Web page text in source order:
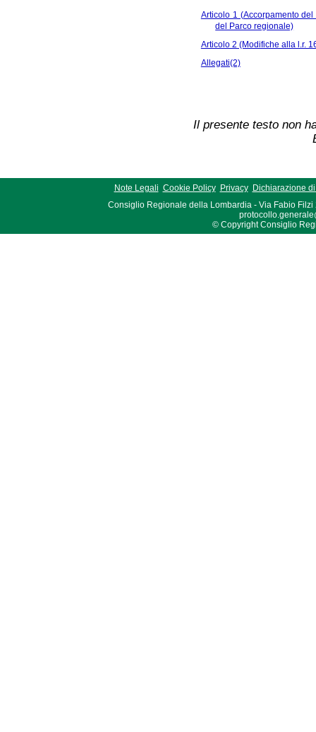
Articolo 1 (Accorpamento
del Parco regionale)
Articolo 2 (Modifiche alla l.r.
Allegati(2)
Il presente testo non
Note Legali Cookie Policy Privacy
Dichiarazione
Consiglio Regionale della Lombardia - Via Fabio Filzi
© Copyright Consiglio